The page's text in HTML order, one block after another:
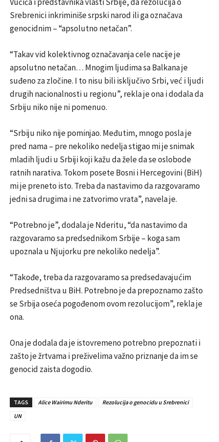
Srebrenici inkriminiše srpski narod ili ga označava
genocidnim – “apsolutno netačan”.
“Takav vid kolektivnog označavanja cele nacije je
apsolutno netačan… Mnogim ljudima sa Balkana je
suđeno za zločine. I to nisu bili isključivo Srbi, već i ljudi
drugih nacionalnosti u regionu”, rekla je ona i dodala da
Srbiju niko nije ni pomenuo.
“Srbiju niko nije pominjao. Međutim, mnogo posla je
pred nama – pre nekoliko nedelja stigao mi je snimak
mladih ljudi u Srbiji koji kažu da žele da se oslobode
ratnih narativa. Tokom posete Bosni i Hercegovini (BiH)
mi je preneto isto. Treba da nastavimo da razgovaramo
jedni sa drugima i ne zatvorimo vrata”, navela je.
“Potrebno je”, dodala je Nderitu, “da nastavimo da
razgovaramo sa predsednikom Srbije – koga sam
upoznala u Njujorku pre nekoliko nedelja”.
“Takođe, treba da razgovaramo sa predsedavajućim
Predsedništva u BiH. Potrebno je da prepoznamo zašto
se Srbija oseća pogođenom ovom rezolucijom”, rekla je
ona.
Ona je dodala da je istovremeno potrebno prepoznati i
zašto je žrtvama i preživelima važno priznanje da im se
genocid zaista dogodio.
TAGS Alice Wairimu Nderitu
Rezolucija o genocidu u Srebrenici
UN